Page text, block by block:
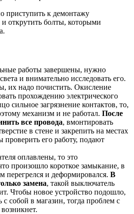
приступить к демонтажу
открутить болты, которыми
работы завершены, нужно
и внимательно исследовать его.
их надо почистить. Окисление
прохождению электрического
сильное загрязнение контактов, то,
механизм и не работал. После
все провода, вмонтировать
в стене и закрепить на местах
его работу, подают
оплавлены, то это
произошло короткое замыкание, в
перегрелся и деформировался. В
замена, такой выключатель
Чтобы новое устройство подошло,
с собой в магазин, тогда проблем с